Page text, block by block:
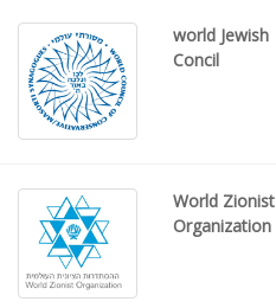
world Jewish
Concil
World Zionist
Organization